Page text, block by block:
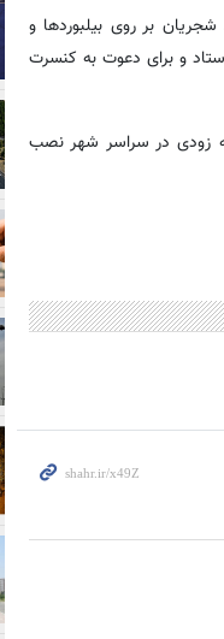
بر روی بیلبوردها و
و برای دعوت به کنسرت
زودی در سراسر شهر نصب